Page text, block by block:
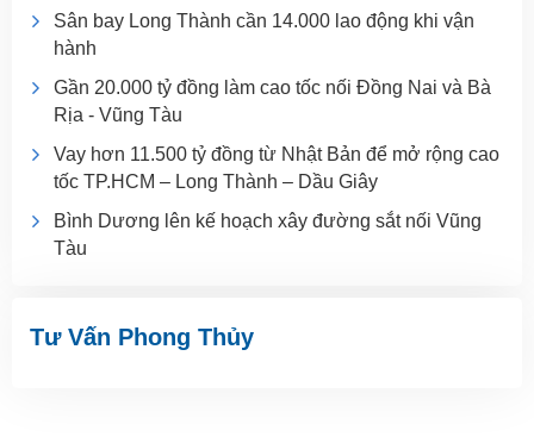
Sân bay Long Thành cần 14.000 lao động khi vận
hành
Gần 20.000 tỷ đồng làm cao tốc nối Đồng Nai và Bà
Rịa - Vũng Tàu
Vay hơn 11.500 tỷ đồng từ Nhật Bản để mở rộng cao
tốc TP.HCM – Long Thành – Dầu Giây
Bình Dương lên kế hoạch xây đường sắt nối Vũng
Tàu
Tư Vấn Phong Thủy